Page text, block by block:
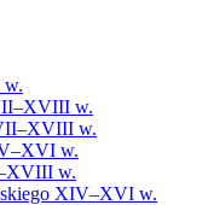
w.
w.
w.
w.
w.
XIV–XVI w.